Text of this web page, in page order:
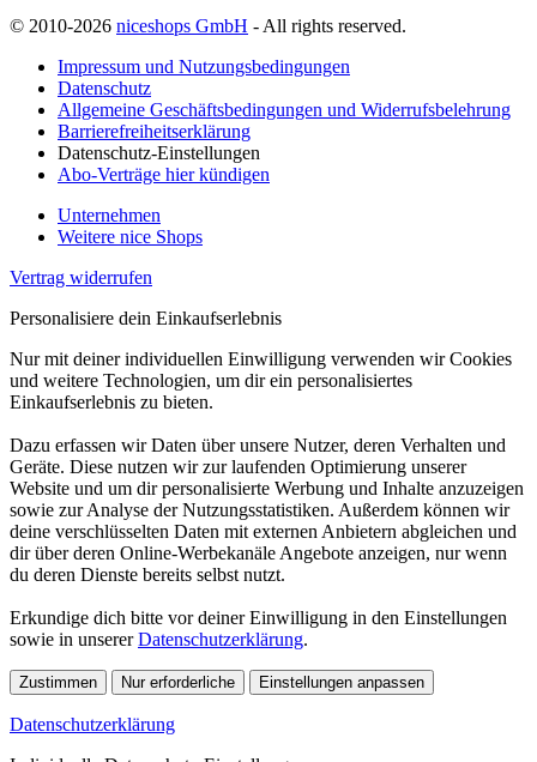
© 2010-2026 niceshops GmbH - All rights reserved.
Impressum und Nutzungsbedingungen
Datenschutz
Allgemeine Geschäftsbedingungen und Widerrufsbelehrung
Barrierefreiheitserklärung
Datenschutz-Einstellungen
Abo-Verträge hier kündigen
Unternehmen
Weitere nice Shops
Vertrag widerrufen
Personalisiere dein Einkaufserlebnis
Nur mit deiner individuellen Einwilligung verwenden wir Cookies
und weitere Technologien, um dir ein personalisiertes
Einkaufserlebnis zu bieten.
Dazu erfassen wir Daten über unsere Nutzer, deren Verhalten und
Geräte. Diese nutzen wir zur laufenden Optimierung unserer
Website und um dir personalisierte Werbung und Inhalte anzuzeigen
sowie zur Analyse der Nutzungsstatistiken. Außerdem können wir
deine verschlüsselten Daten mit externen Anbietern abgleichen und
dir über deren Online-Werbekanäle Angebote anzeigen, nur wenn
du deren Dienste bereits selbst nutzt.
Erkundige dich bitte vor deiner Einwilligung in den Einstellungen
sowie in unsererDatenschutzerklärung.
Zustimmen Nur erforderliche Einstellungen anpassen
Datenschutzerklärung